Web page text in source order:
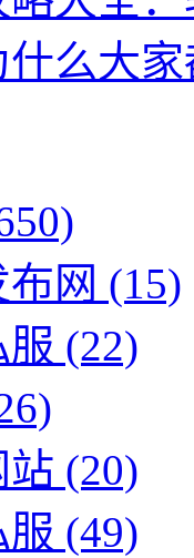
么大
网 (15)
(22)
站 (20)
服 (49)